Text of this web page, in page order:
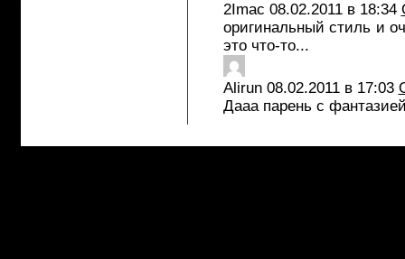
2Imac 08.02.2011 в 18:34
оригинальный стиль и
это что-то...
Alirun 08.02.2011 в 17:03
Дааа парень с